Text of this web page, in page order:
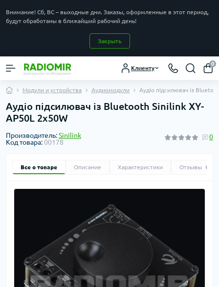
Внимание! Сб, ВС – выходные дни. Заказы, оформленные в этот период,
будут обработаны в ближайший рабочий день!
Закрыть
Клиенту
0
Модули и устройства Аудиомодули Аудіо підсилювач із
Аудіо підсилювач із Bluetooth Sinilink XY-
AP50L 2x50W
Производитель:Sinilink
Код товара:00178
0
Все о товаре Описание Характеристики Отзывы